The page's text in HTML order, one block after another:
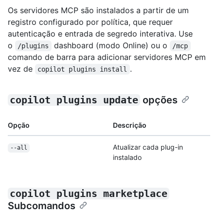
Os servidores MCP são instalados a partir de um
registro configurado por política, que requer
autenticação e entrada de segredo interativa. Use
o
/plugins dashboard (modo Online) ou o /mcp
comando de barra para adicionar servidores MCP em
vez de
copilot plugins install .
copilot plugins update opções
Opção Descrição
--all
Atualizar cada plug-in
instalado
copilot plugins marketplace
Subcomandos